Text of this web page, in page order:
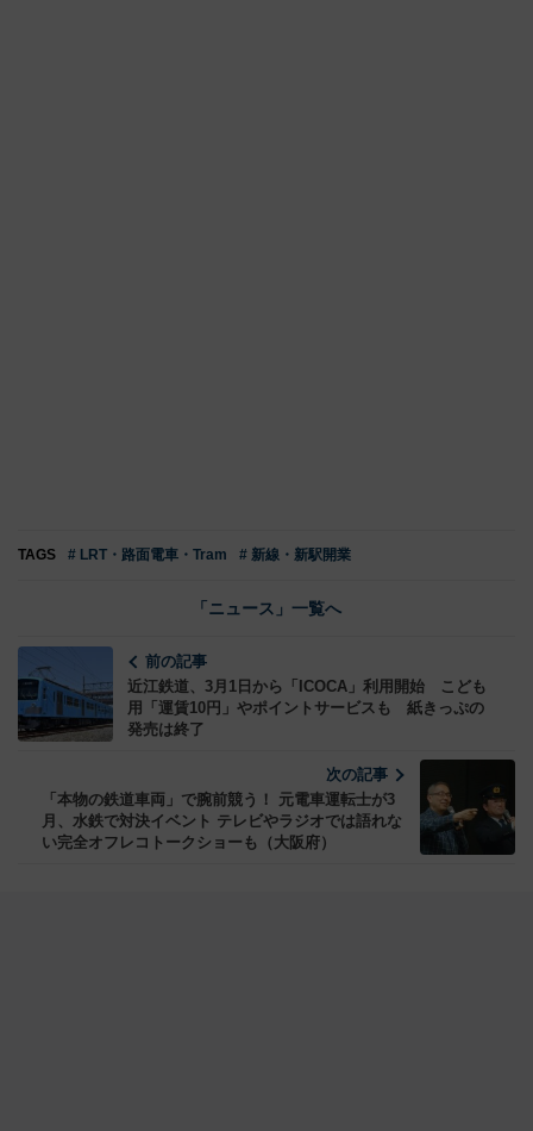
TAGS # LRT・路面電車・Tram # 新線・新駅開業
「ニュース」一覧へ
前の記事
近江鉄道、3月1日から「ICOCA」利用開始 こども
用「運賃10円」やポイントサービスも 紙きっぷの
発売は終了
次の記事
「本物の鉄道車両」で腕前競う！ 元電車運転士が3
月、水鉄で対決イベント テレビやラジオでは語れな
い完全オフレコトークショーも（大阪府）